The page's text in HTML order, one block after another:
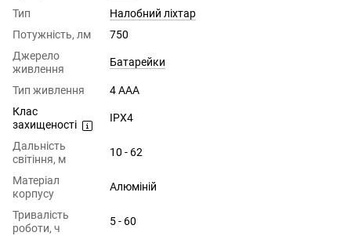
Тип
Налобний ліхтар
Потужність, лм
750
Джерело
живлення
Батарейки
Тип живлення
4 ААА
Клас
захищеності
IPX4
Дальність
світіння, м
10 - 62
Матеріал
корпусу
Алюміній
Тривалість
роботи, ч
5 - 60